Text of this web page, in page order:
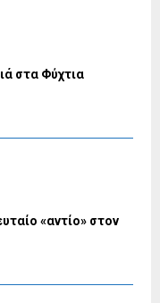
στα Φύχτια
«αντίο» στον